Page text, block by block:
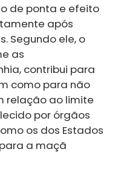
de ponta e efeito
após
Segundo ele, o
as
contribui para
como para não
relação ao limite
por órgãos
os dos Estados
a maçã